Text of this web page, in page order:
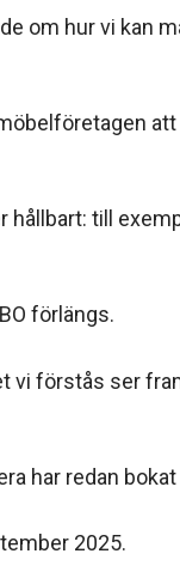
om hur vi kan
hållbart: till
förlängs.
vi förstås ser
har redan
2025.